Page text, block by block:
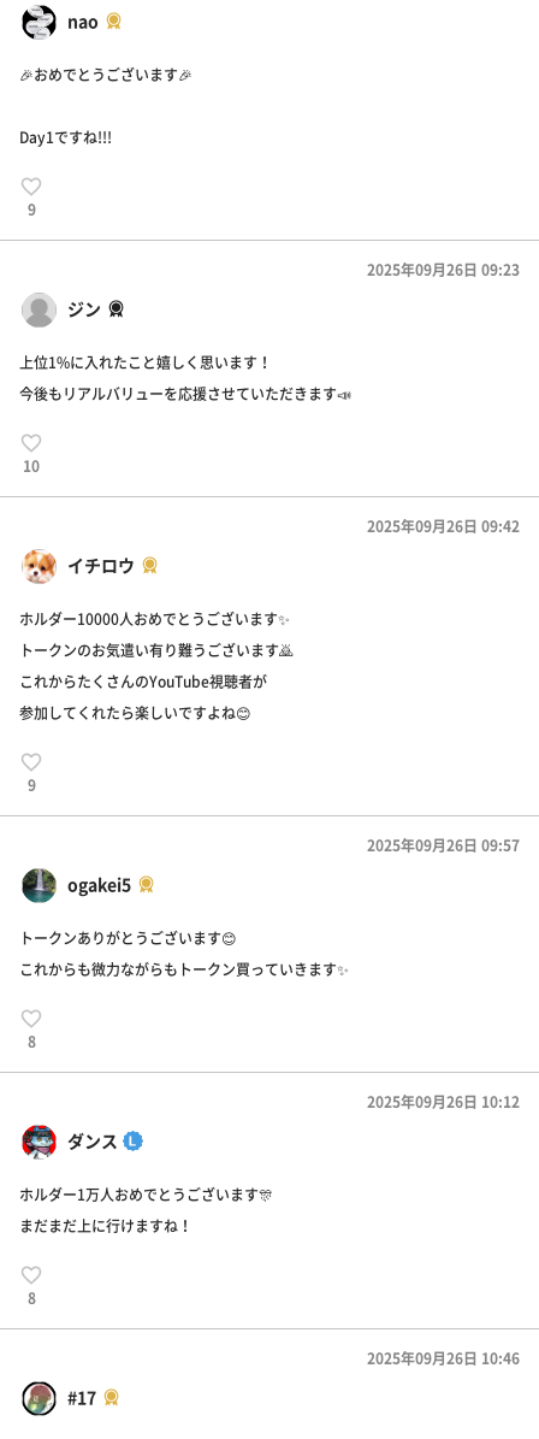
nao
🎉おめでとうございます🎉
Day1ですね!!!
9
ジン
2025年09月26日 09:23
上位1%に入れたこと嬉しく思います！
今後もリアルバリューを応援させていただきます📣
10
イチロウ
2025年09月26日 09:42
ホルダー10000人おめでとうございます✨
トークンのお気遣い有り難うございます🙇
これからたくさんのYouTube視聴者が
参加してくれたら楽しいですよね😊
9
ogakei5
2025年09月26日 09:57
トークンありがとうございます😊
これからも微力ながらもトークン買っていきます✨
8
ダンス
2025年09月26日 10:12
ホルダー1万人おめでとうございます🎊
まだまだ上に行けますね！
8
#17
2025年09月26日 10:46